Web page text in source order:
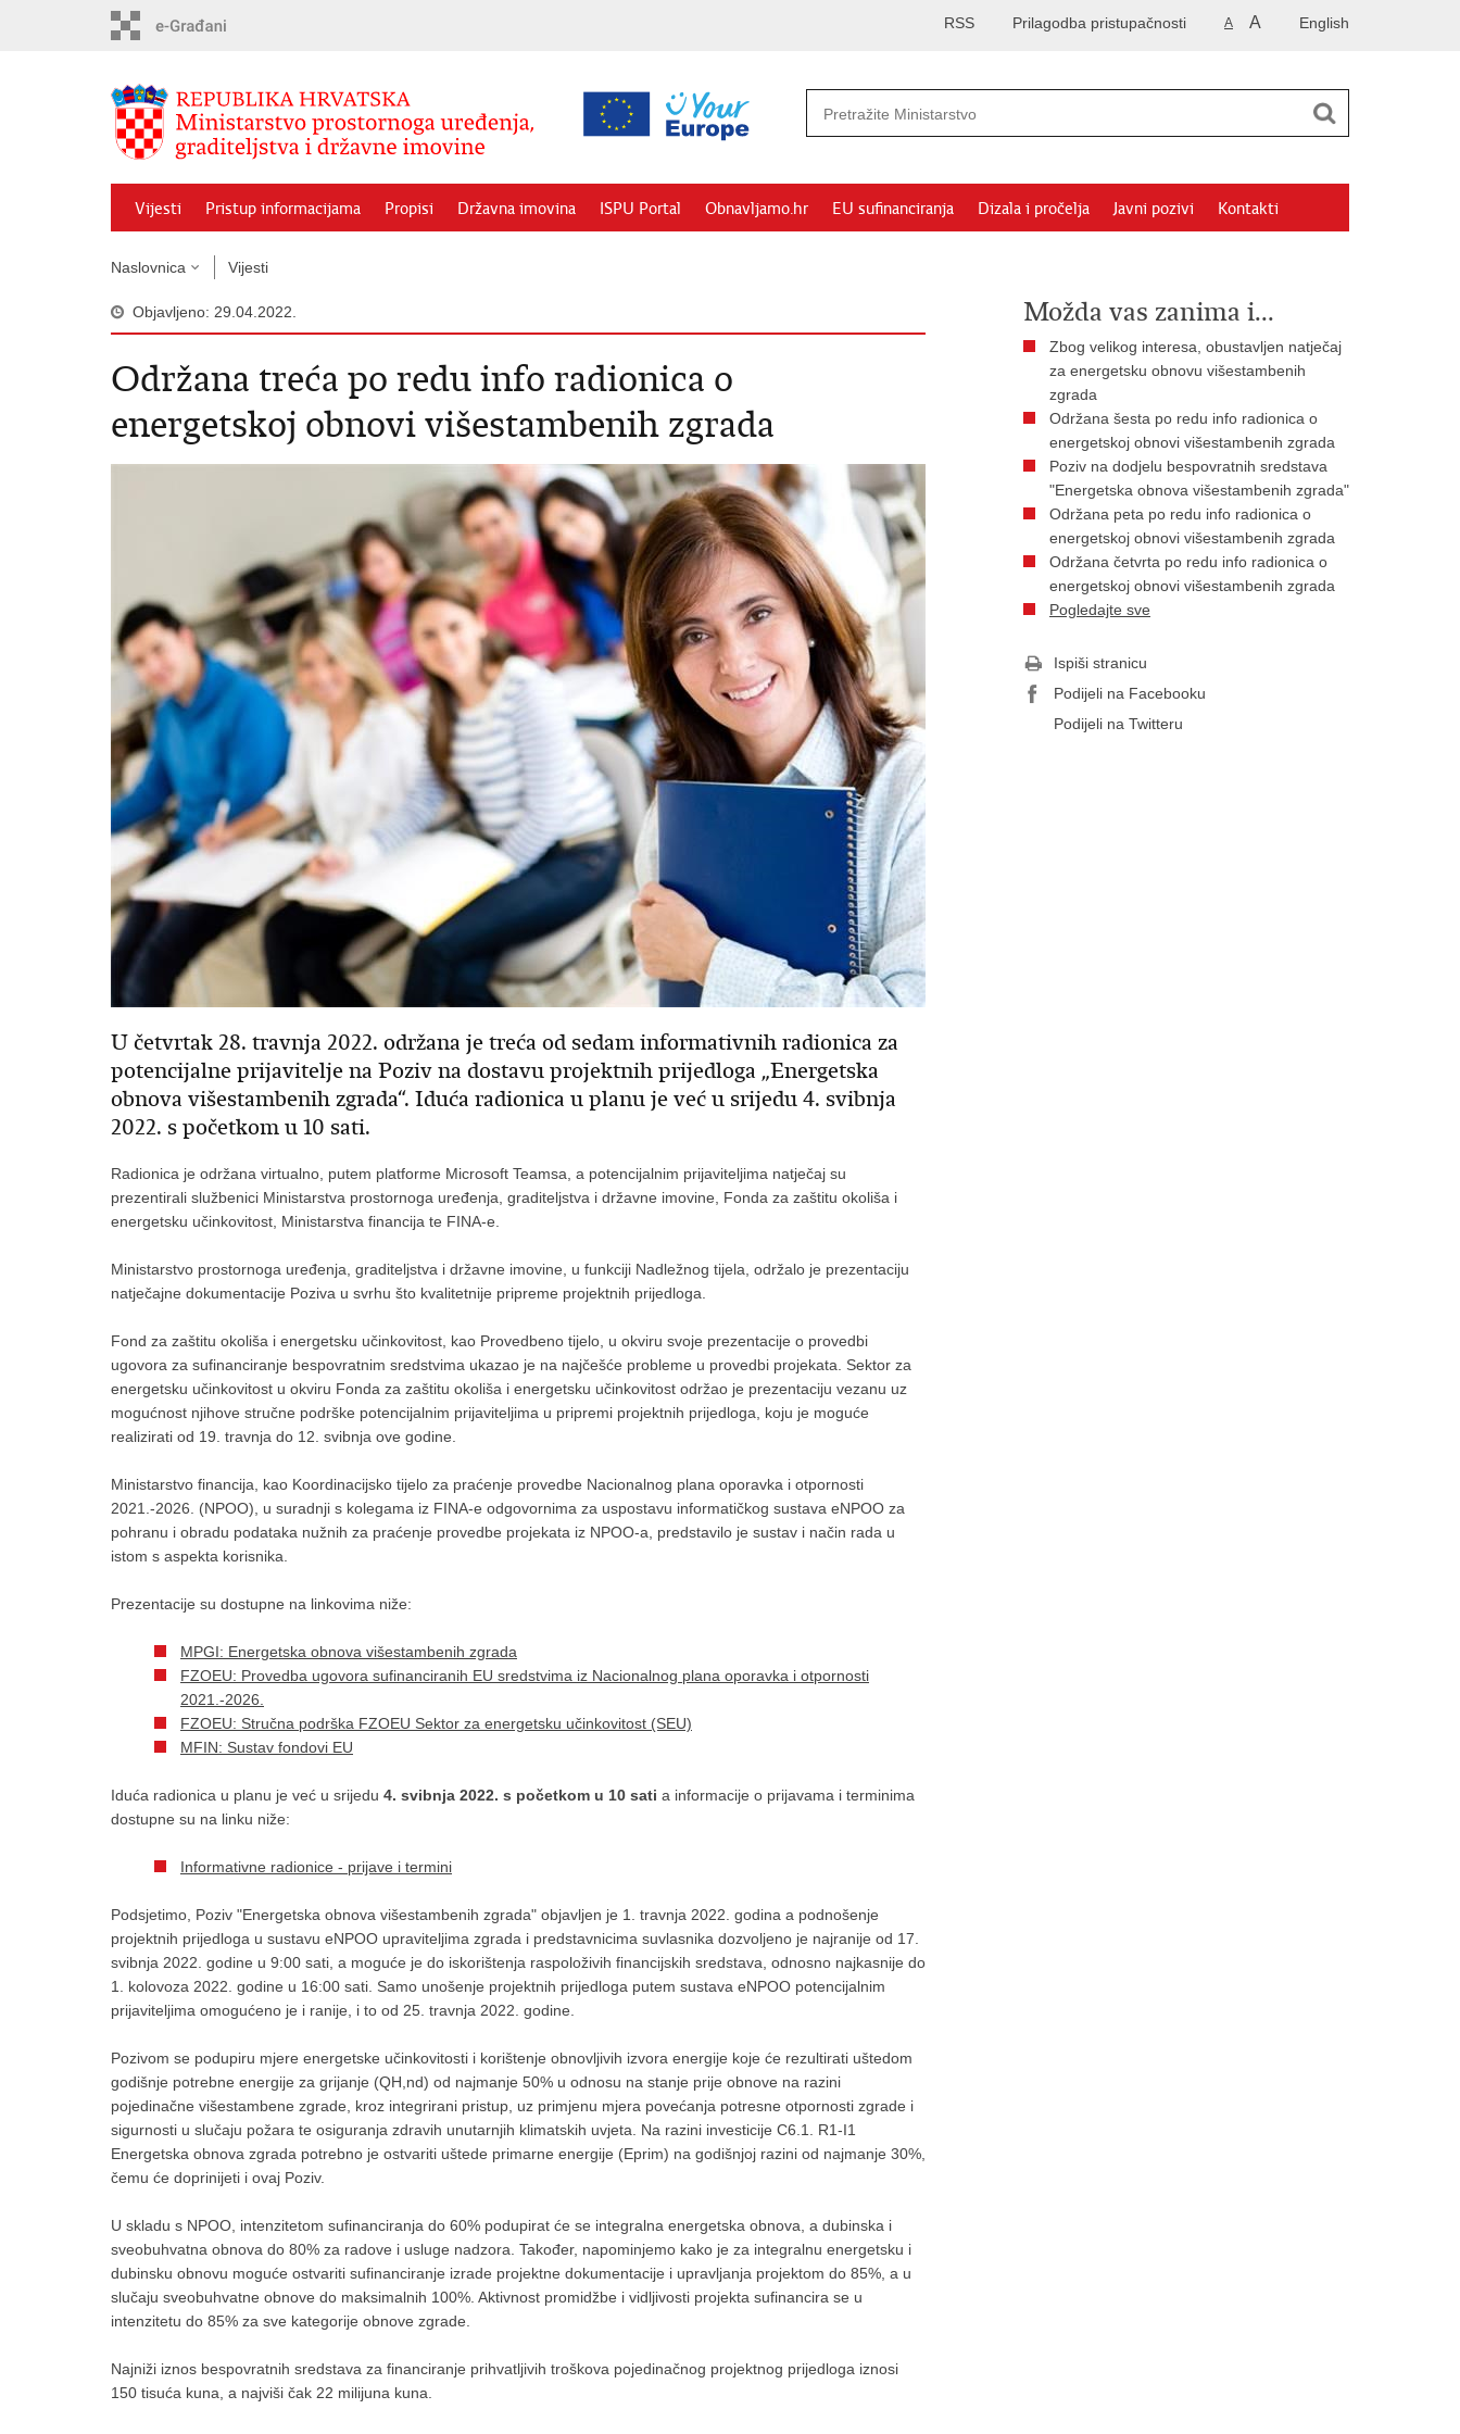
English
A A
Prilagodba pristupačnosti
RSS
Vijesti Pristup informacijama Propisi Državna imovina ISPU Portal Obnavljamo.hr EU sufinanciranja Dizala i pročelja Javni pozivi Kontakti
Naslovnica Vijesti
Objavljeno: 29.04.2022.
Održana treća po redu info radionica o
energetskoj obnovi višestambenih zgrada
U četvrtak 28. travnja 2022. održana je treća od sedam informativnih radionica za
potencijalne prijavitelje na Poziv na dostavu projektnih prijedloga „Energetska
obnova višestambenih zgrada“. Iduća radionica u planu je već u srijedu 4. svibnja
2022. s početkom u 10 sati.
Radionica je održana virtualno, putem platforme Microsoft Teamsa, a potencijalnim prijaviteljima natječaj su
prezentirali službenici Ministarstva prostornoga uređenja, graditeljstva i državne imovine, Fonda za zaštitu okoliša i
energetsku učinkovitost, Ministarstva financija te FINA-e.
Ministarstvo prostornoga uređenja, graditeljstva i državne imovine, u funkciji Nadležnog tijela, održalo je prezentaciju
natječajne dokumentacije Poziva u svrhu što kvalitetnije pripreme projektnih prijedloga.
Fond za zaštitu okoliša i energetsku učinkovitost, kao Provedbeno tijelo, u okviru svoje prezentacije o provedbi
ugovora za sufinanciranje bespovratnim sredstvima ukazao je na najčešće probleme u provedbi projekata. Sektor za
energetsku učinkovitost u okviru Fonda za zaštitu okoliša i energetsku učinkovitost održao je prezentaciju vezanu uz
mogućnost njihove stručne podrške potencijalnim prijaviteljima u pripremi projektnih prijedloga, koju je moguće
realizirati od 19. travnja do 12. svibnja ove godine.
Ministarstvo financija, kao Koordinacijsko tijelo za praćenje provedbe Nacionalnog plana oporavka i otpornosti
2021.-2026. (NPOO), u suradnji s kolegama iz FINA-e odgovornima za uspostavu informatičkog sustava eNPOO za
pohranu i obradu podataka nužnih za praćenje provedbe projekata iz NPOO-a, predstavilo je sustav i način rada u
istom s aspekta korisnika.
Prezentacije su dostupne na linkovima niže:
MPGI: Energetska obnova višestambenih zgrada
FZOEU: Provedba ugovora sufinanciranih EU sredstvima iz Nacionalnog plana oporavka i otpornosti
2021.-2026.
FZOEU: Stručna podrška FZOEU Sektor za energetsku učinkovitost (SEU)
MFIN: Sustav fondovi EU
Iduća radionica u planu je već u srijedu 4. svibnja 2022. s početkom u 10 sati a informacije o prijavama i terminima
dostupne su na linku niže:
Informativne radionice - prijave i termini
Podsjetimo, Poziv "Energetska obnova višestambenih zgrada" objavljen je 1. travnja 2022. godina a podnošenje
projektnih prijedloga u sustavu eNPOO upraviteljima zgrada i predstavnicima suvlasnika dozvoljeno je najranije od 17.
svibnja 2022. godine u 9:00 sati, a moguće je do iskorištenja raspoloživih financijskih sredstava, odnosno najkasnije do
1. kolovoza 2022. godine u 16:00 sati. Samo unošenje projektnih prijedloga putem sustava eNPOO potencijalnim
prijaviteljima omogućeno je i ranije, i to od 25. travnja 2022. godine.
Pozivom se podupiru mjere energetske učinkovitosti i korištenje obnovljivih izvora energije koje će rezultirati uštedom
godišnje potrebne energije za grijanje (QH,nd) od najmanje 50% u odnosu na stanje prije obnove na razini
pojedinačne višestambene zgrade, kroz integrirani pristup, uz primjenu mjera povećanja potresne otpornosti zgrade i
sigurnosti u slučaju požara te osiguranja zdravih unutarnjih klimatskih uvjeta. Na razini investicije C6.1. R1-I1
Energetska obnova zgrada potrebno je ostvariti uštede primarne energije (Eprim) na godišnjoj razini od najmanje 30%,
čemu će doprinijeti i ovaj Poziv.
U skladu s NPOO, intenzitetom sufinanciranja do 60% podupirat će se integralna energetska obnova, a dubinska i
sveobuhvatna obnova do 80% za radove i usluge nadzora. Također, napominjemo kako je za integralnu energetsku i
dubinsku obnovu moguće ostvariti sufinanciranje izrade projektne dokumentacije i upravljanja projektom do 85%, a u
slučaju sveobuhvatne obnove do maksimalnih 100%. Aktivnost promidžbe i vidljivosti projekta sufinancira se u
intenzitetu do 85% za sve kategorije obnove zgrade.
Najniži iznos bespovratnih sredstava za financiranje prihvatljivih troškova pojedinačnog projektnog prijedloga iznosi
150 tisuća kuna, a najviši čak 22 milijuna kuna.
Možda vas zanima i...
Zbog velikog interesa, obustavljen natječaj
za energetsku obnovu višestambenih
zgrada
Održana šesta po redu info radionica o
energetskoj obnovi višestambenih zgrada
Poziv na dodjelu bespovratnih sredstava
"Energetska obnova višestambenih zgrada"
Održana peta po redu info radionica o
energetskoj obnovi višestambenih zgrada
​Održana četvrta po redu info radionica o
energetskoj obnovi višestambenih zgrada
Pogledajte sve
Ispiši stranicu
Podijeli na Facebooku
Podijeli na Twitteru